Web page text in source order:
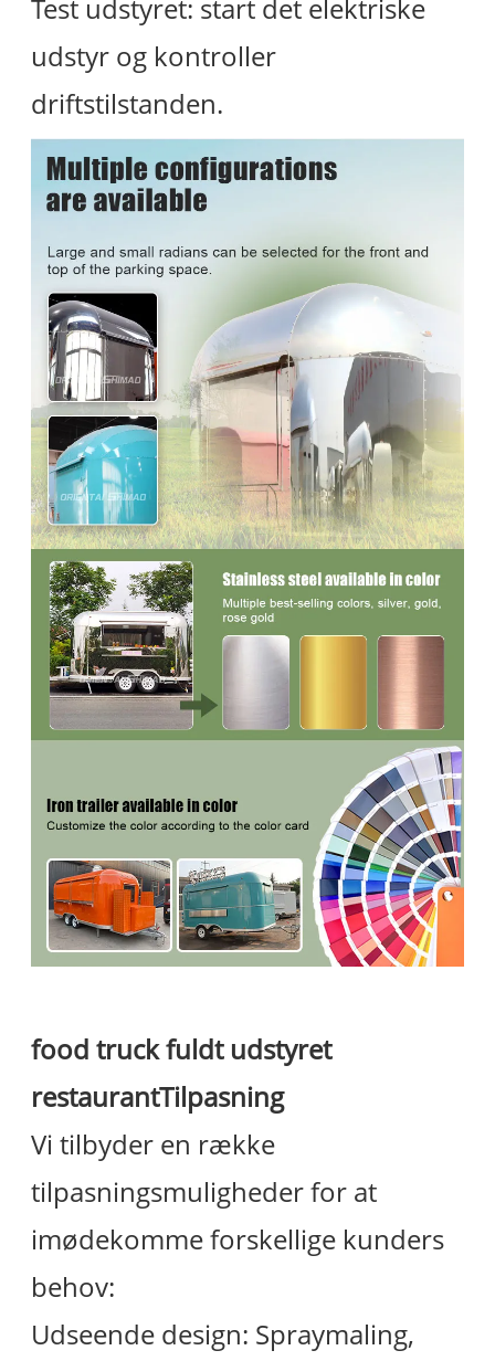
Test udstyret: start det elektriske
udstyr og kontroller
driftstilstanden.
food truck fuldt udstyret
restaurantTilpasning
Vi tilbyder en række
tilpasningsmuligheder for at
imødekomme forskellige kunders
behov:
Udseende design: Spraymaling,